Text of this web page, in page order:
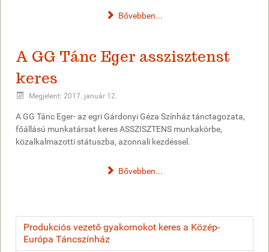
Bővebben...
A GG Tánc Eger asszisztenst
keres
Megjelent: 2017. január 12.
A GG Tánc Eger- az egri Gárdonyi Géza Színház tánctagozata,
főállású munkatársat keres ASSZISZTENS munkakörbe,
közalkalmazotti státuszba, azonnali kezdéssel.
Bővebben...
Produkciós vezető gyakornokot keres a Közép-
Európa Táncszínház